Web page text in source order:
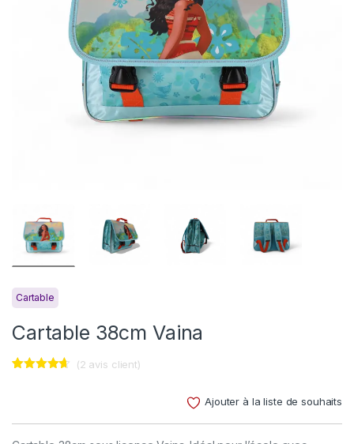
Cartable
Cartable 38cm Vaina
client
(2 avis client)
Ajouter à la liste de souhaits